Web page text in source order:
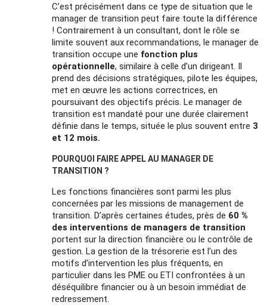
C’est précisément dans ce type de situation que le
manager de transition peut faire toute la différence
! Contrairement à un consultant, dont le rôle se
limite souvent aux recommandations, le manager de
transition occupe une fonction plus
opérationnelle, similaire à celle d’un dirigeant. Il
prend des décisions stratégiques, pilote les équipes,
met en œuvre les actions correctrices, en
poursuivant des objectifs précis. Le manager de
transition est mandaté pour une durée clairement
définie dans le temps, située le plus souvent entre 3
et 12 mois.
POURQUOI FAIRE APPEL AU MANAGER DE
TRANSITION ?
Les fonctions financières sont parmi les plus
concernées par les missions de management de
transition. D’après certaines études, près de 60 %
des interventions de managers de transition
portent sur la direction financière ou le contrôle de
gestion. La gestion de la trésorerie est l’un des
motifs d’intervention les plus fréquents, en
particulier dans les PME ou ETI confrontées à un
déséquilibre financier ou à un besoin immédiat de
redressement.